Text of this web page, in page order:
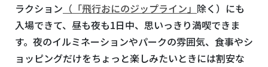
ラクション （「飛行おにのジップライン」 除く）にも
入場できて、昼も夜も1日中、思いっきり満喫できま
す。夜のイルミネーションやパークの雰囲気、食事やシ
ョッピングだけをちょっと楽しみたいときには割安な